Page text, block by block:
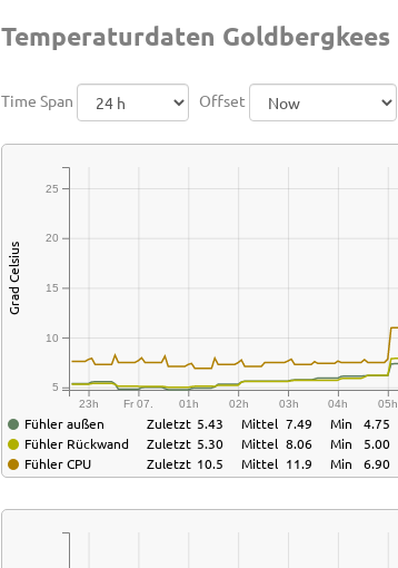
Temperaturdaten Goldbergkees
Time Span Offset
23h Fr 07. 01h 02h 03h 04h 05h
5
10
15
20
25
Grad Celsius
Fühler außen
Fühler Rückwand
Fühler CPU
Zuletzt
Zuletzt
Zuletzt
5.43
5.30
10.5
Mittel
Mittel
Mittel
7.49
8.06
11.9
Min
Min
Min
4.75
5.00
6.90